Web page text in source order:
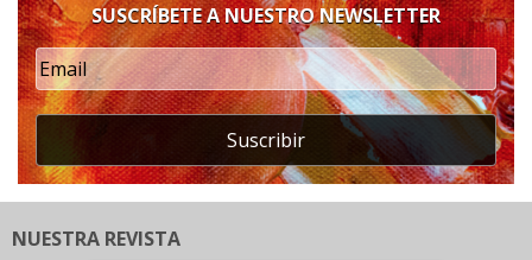
SUSCRÍBETE A NUESTRO NEWSLETTER
Suscribir
NUESTRA REVISTA